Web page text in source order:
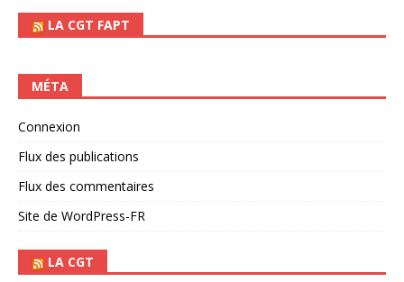
LA CGT FAPT
MÉTA
Connexion
Flux des publications
Flux des commentaires
Site de WordPress-FR
LA CGT